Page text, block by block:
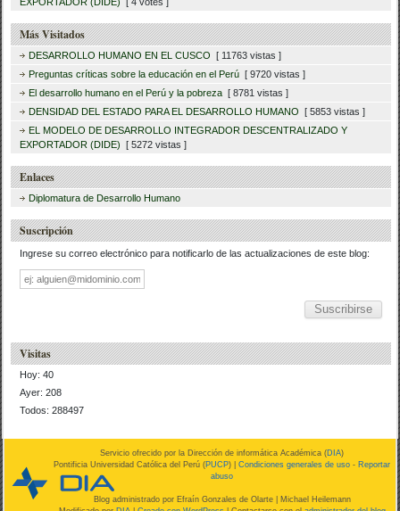
Más Visitados
DESARROLLO HUMANO EN EL CUSCO [ 11763 vistas ]
Preguntas críticas sobre la educación en el Perú [ 9720 vistas ]
El desarrollo humano en el Perú y la pobreza [ 8781 vistas ]
DENSIDAD DEL ESTADO PARA EL DESARROLLO HUMANO [ 5853 vistas ]
EL MODELO DE DESARROLLO INTEGRADOR DESCENTRALIZADO Y
EXPORTADOR (DIDE) [ 5272 vistas ]
Enlaces
Diplomatura de Desarrollo Humano
Suscripción
Ingrese su correo electrónico para notificarlo de las actualizaciones de este blog:
Dirección
de
correo
Visitas
Hoy: 40
Ayer: 208
Todos: 288497
Servicio ofrecido por la Dirección de informática Académica (DIA)
Pontificia Universidad Católica del Perú (PUCP) |Condiciones generales de uso - Reportar
abuso
Blog administrado por Efraín Gonzales de Olarte| Michael Heilemann